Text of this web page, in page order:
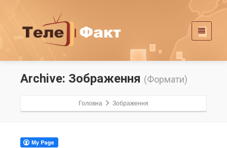
Archive: Зображення (Формати)
Головна Зображення